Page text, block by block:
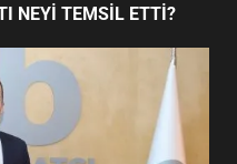
BAŞARDI?
NEYİ TEMSİL ETTİ?